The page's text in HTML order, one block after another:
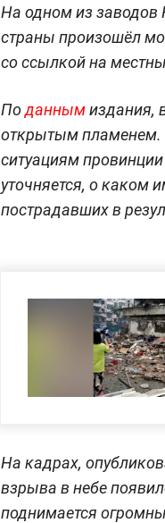
На одном из заводов
страны произошёл
со ссылкой на
Поданнымиздания,
открытым пламенем.
ситуациям
уточняется, о каком
пострадавших в
На кадрах,
взрыва в небе
поднимается